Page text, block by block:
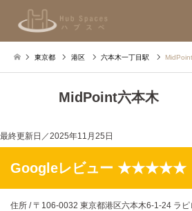
東京都 港区 六本木一丁目駅
MidPoint六本木
最終更新日／2025年11月25日
Googleレビュー ★★★★★（
住所 / 〒106-0032 東京都港区六本木6-1-24 ラ